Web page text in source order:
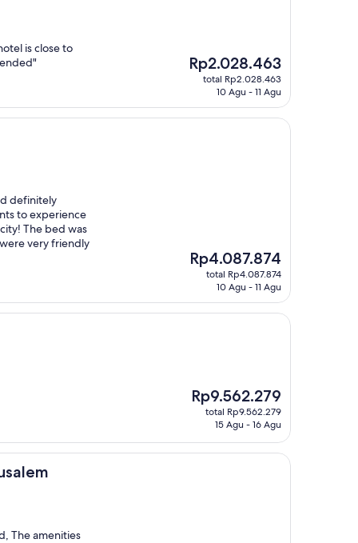
is close to
Harga
sekarang
Rp2.028.463
Rp2.028.463
total Rp2.028.463
10 Agu - 11 Agu
definitely
to experience
The bed was
very friendly
Harga
sekarang
Rp4.087.874
Rp4.087.874
total Rp4.087.874
10 Agu - 11 Agu
Harga
sekarang
Rp9.562.279
Rp9.562.279
total Rp9.562.279
15 Agu - 16 Agu
The amenities